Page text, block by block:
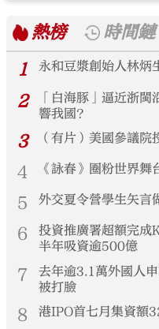
熱榜
時間鏈
1
永和豆漿創始人林
2
「白海豚」逼近浙
響我國？
3 （有片）美國參議
4 《詠春》圈粉世界
5 外交夏令營學生矢言
6
投資推廣署超額完
半年吸資逾500億
7
去年逾3.1萬外國人
被打臉
8 港IPO首七月集資